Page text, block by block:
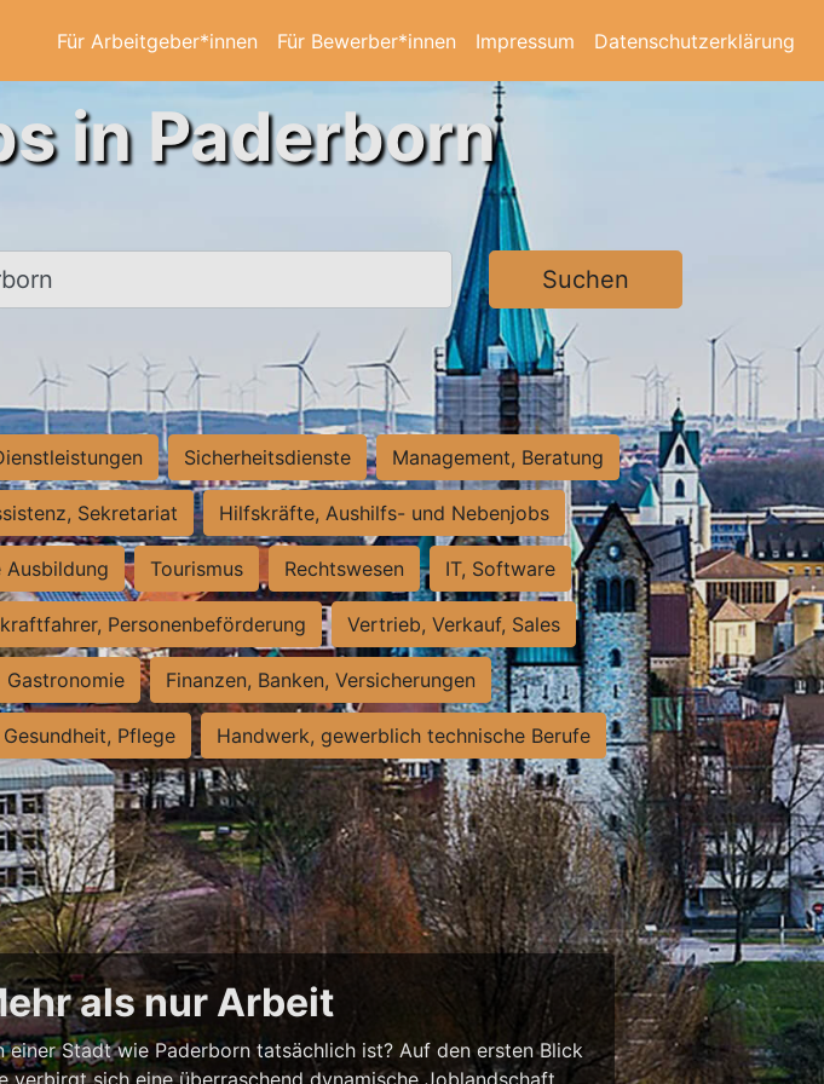
Für Arbeitgeber*innen Für Bewerber*innen Impressum Datenschutzerklärung
in Paderborn
Suchen
Sicherheitsdienste Management, Beratung
Sekretariat Hilfskräfte, Aushilfs- und Nebenjobs
Ausbildung Tourismus Rechtswesen IT, Software
Personenbeförderung Vertrieb, Verkauf, Sales
Gastronomie Finanzen, Banken, Versicherungen
Pflege Handwerk, gewerblich technische Berufe
als nur Arbeit
Stadt wie Paderborn tatsächlich ist? Auf den ersten Blick